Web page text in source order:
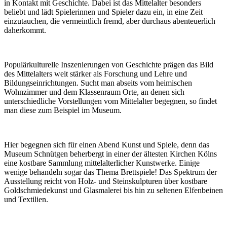
in Kontakt mit Geschichte. Dabei ist das Mittelalter besonders
beliebt und lädt Spielerinnen und Spieler dazu ein, in eine Zeit
einzutauchen, die vermeintlich fremd, aber durchaus abenteuerlich
daherkommt.
Populärkulturelle Inszenierungen von Geschichte prägen das Bild
des Mittelalters weit stärker als Forschung und Lehre und
Bildungseinrichtungen. Sucht man abseits vom heimischen
Wohnzimmer und dem Klassenraum Orte, an denen sich
unterschiedliche Vorstellungen vom Mittelalter begegnen, so findet
man diese zum Beispiel im Museum.
Hier begegnen sich für einen Abend Kunst und Spiele, denn das
Museum Schnütgen beherbergt in einer der ältesten Kirchen Kölns
eine kostbare Sammlung mittelalterlicher Kunstwerke. Einige
wenige behandeln sogar das Thema Brettspiele! Das Spektrum der
Ausstellung reicht von Holz- und Steinskulpturen über kostbare
Goldschmiedekunst und Glasmalerei bis hin zu seltenen Elfenbeinen
und Textilien.